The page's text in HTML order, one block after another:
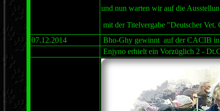
und nun warten wir auf die
mit der Titelvergabe "Deutscher
07.12.2014
Bho-Ghy gewinnt auf der CACIB
Enjyno erhielt ein Vorzüglich 2 -